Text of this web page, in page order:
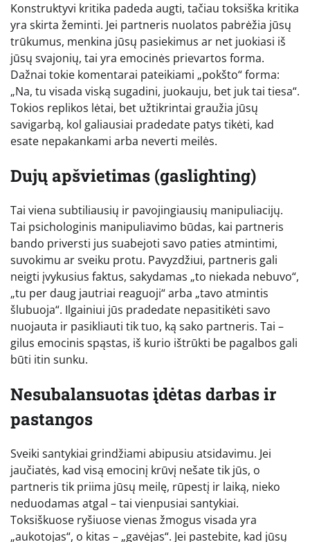
Konstruktyvi kritika padeda augti, tačiau toksiška kritika
yra skirta žeminti. Jei partneris nuolatos pabrėžia jūsų
trūkumus, menkina jūsų pasiekimus ar net juokiasi iš
jūsų svajonių, tai yra emocinės prievartos forma.
Dažnai tokie komentarai pateikiami „pokšto“ forma:
„Na, tu visada viską sugadini, juokauju, bet juk tai tiesa“.
Tokios replikos lėtai, bet užtikrintai graužia jūsų
savigarbą, kol galiausiai pradedate patys tikėti, kad
esate nepakankami arba neverti meilės.
Dujų apšvietimas (gaslighting)
Tai viena subtiliausių ir pavojingiausių manipuliacijų.
Tai psichologinis manipuliavimo būdas, kai partneris
bando priversti jus suabejoti savo paties atmintimi,
suvokimu ar sveiku protu. Pavyzdžiui, partneris gali
neigti įvykusius faktus, sakydamas „to niekada nebuvo“,
„tu per daug jautriai reaguoji“ arba „tavo atmintis
šlubuoja“. Ilgainiui jūs pradedate nepasitikėti savo
nuojauta ir pasikliauti tik tuo, ką sako partneris. Tai –
gilus emocinis spąstas, iš kurio ištrūkti be pagalbos gali
būti itin sunku.
Nesubalansuotas įdėtas darbas ir
pastangos
Sveiki santykiai grindžiami abipusiu atsidavimu. Jei
jaučiatės, kad visą emocinį krūvį nešate tik jūs, o
partneris tik priima jūsų meilę, rūpestį ir laiką, nieko
neduodamas atgal – tai vienpusiai santykiai.
Toksiškuose ryšiuose vienas žmogus visada yra
„aukotojas“, o kitas – „gavėjas“. Jei pastebite, kad jūsų